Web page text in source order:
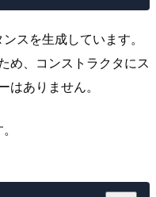
スを生成しています。
め、コンストラクタにス
ありません。